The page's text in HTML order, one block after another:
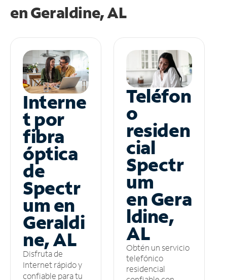
enGeraldine, AL
Interne
t por
fibra
óptica
de
Spectr
um en
Geraldi
ne, AL
Disfruta de
Internet rápido y
confiable para tu
Teléfon
o
residen
cial
Spectr
um
en Gera
ldine,
AL
Obtén un servicio
telefónico
residencial